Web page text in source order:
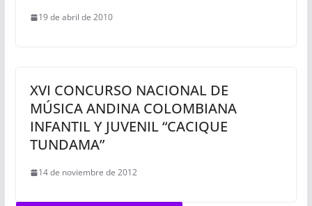
19 de abril de 2010
XVI CONCURSO NACIONAL DE
MÚSICA ANDINA COLOMBIANA
INFANTIL Y JUVENIL “CACIQUE
TUNDAMA”
14 de noviembre de 2012